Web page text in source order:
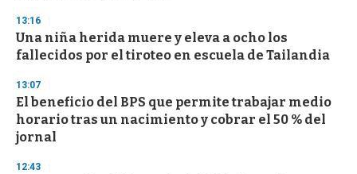
13:16
Una niña herida muere y eleva a ocho los
fallecidos por el tiroteo en escuela de Tailandia
13:07
El beneficio del BPS que permite trabajar medio
horario tras un nacimiento y cobrar el 50 % del
jornal
12:43